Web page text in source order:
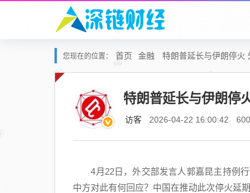
您现在的位置： 首页 金融 特朗普延长与伊朗停火
特朗普延长与伊朗停
访客 2026-04-22 16:00:42
4月22日，外交部发言人郭嘉昆主持例行
中方对此有何回应？中国在推动此次停火延